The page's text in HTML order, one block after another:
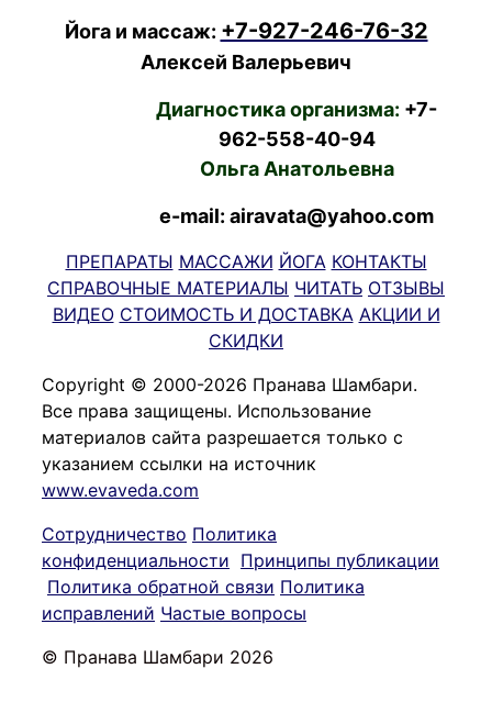
Йога и массаж: +7-927-246-76-32
Алексей Валерьевич
Диагностика организма: +7-
962-558-40-94
Ольга Анатольевна
e-mail: airavata@yahoo.com
ПРЕПАРАТЫ МАССАЖИ ЙОГА КОНТАКТЫ
СПРАВОЧНЫЕ МАТЕРИАЛЫ ЧИТАТЬ ОТЗЫВЫ
ВИДЕО СТОИМОСТЬ И ДОСТАВКА АКЦИИ И
СКИДКИ
Copyright © 2000-2026 Пранава Шамбари.
Все права защищены. Использование
материалов сайта разрешается только с
указанием ссылки на источник
www.evaveda.com
Сотрудничество Политика
конфиденциальности Принципы публикации
Политика обратной связи Политика
исправлений Частые вопросы
© Пранава Шамбари 2026